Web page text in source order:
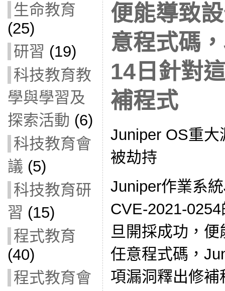
生命教育
(25)
研習 (19)
科技教育教
學與學習及
探索活動 (6)
科技教育會
議 (5)
科技教育研
習 (15)
程式教育
(40)
程式教育會
便能導致
意程式碼
14日針對
補程式
Juniper OS重
被劫持
Juniper作業系
CVE-2021-
旦開採成功，
任意程式碼，
項漏洞釋出修補